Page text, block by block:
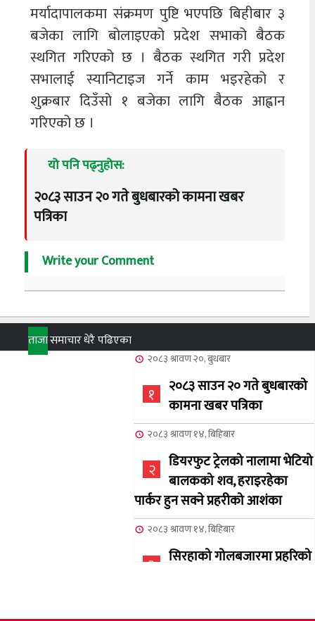
मर्यादापालकमा संक्रमण पुष्टि भएपछि बिहीबार ३
बजेका लागि बोलाइएको प्रदेश सभाको बैठक
स्थगित गरिएको छ । बैठक स्थगित गरी प्रदेश
सभालाई स्यानिटाइज गर्ने काम भइरहेको र
शुक्रबार दिउँसो १ बजेका लागि बैठक आह्वान
गरिएको छ ।
यो पनि पढ्नुहोस:
२०८३ साउन २० गते बुधबारको कामना खबर
पत्रिका
Write your Comment
ताजासमाचारधेरै पढिएका
२०८३ श्रावण २०, बुधबार
१
२०८३ साउन २० गते बुधबारको
कामना खबर पत्रिका
२०८३ श्रावण १४, बिहिबार
२
डियरफुट ट्रेलको नालामा भेटियो
बालकको शव, हराइरहेका
पार्कर हुन सक्ने प्रहरीको आशंका
२०८३ श्रावण १४, बिहिबार
३
सिरहाको गोलबजारमा प्रहरिको